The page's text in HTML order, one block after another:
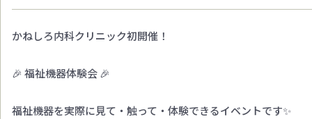
かねしろ内科クリニック初開催！
🎉 福祉機器体験会 🎉
福祉機器を実際に見て・触って・体験できるイベントです✨